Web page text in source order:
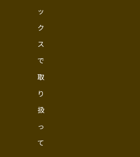
ッ
ク
ス
で
取
り
扱
っ
て